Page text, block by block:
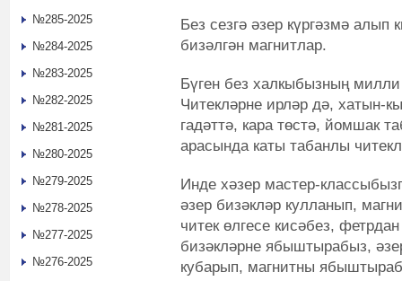
Без сезгә әзер күргәзмә алып
бизәлгән магнитлар.
Бүген без халкыбызның
Читекләрне ирләр дә, хатын-
гадәттә, кара төстә, йомшак
арасында каты табанлы
Инде хәзер мастер-
әзер бизәкләр кулланып,
читек өлгесе кисәбез,
бизәкләрне ябыштырабыз,
кубарып, магнитны
№285-2025
№284-2025
№283-2025
№282-2025
№281-2025
№280-2025
№279-2025
№278-2025
№277-2025
№276-2025